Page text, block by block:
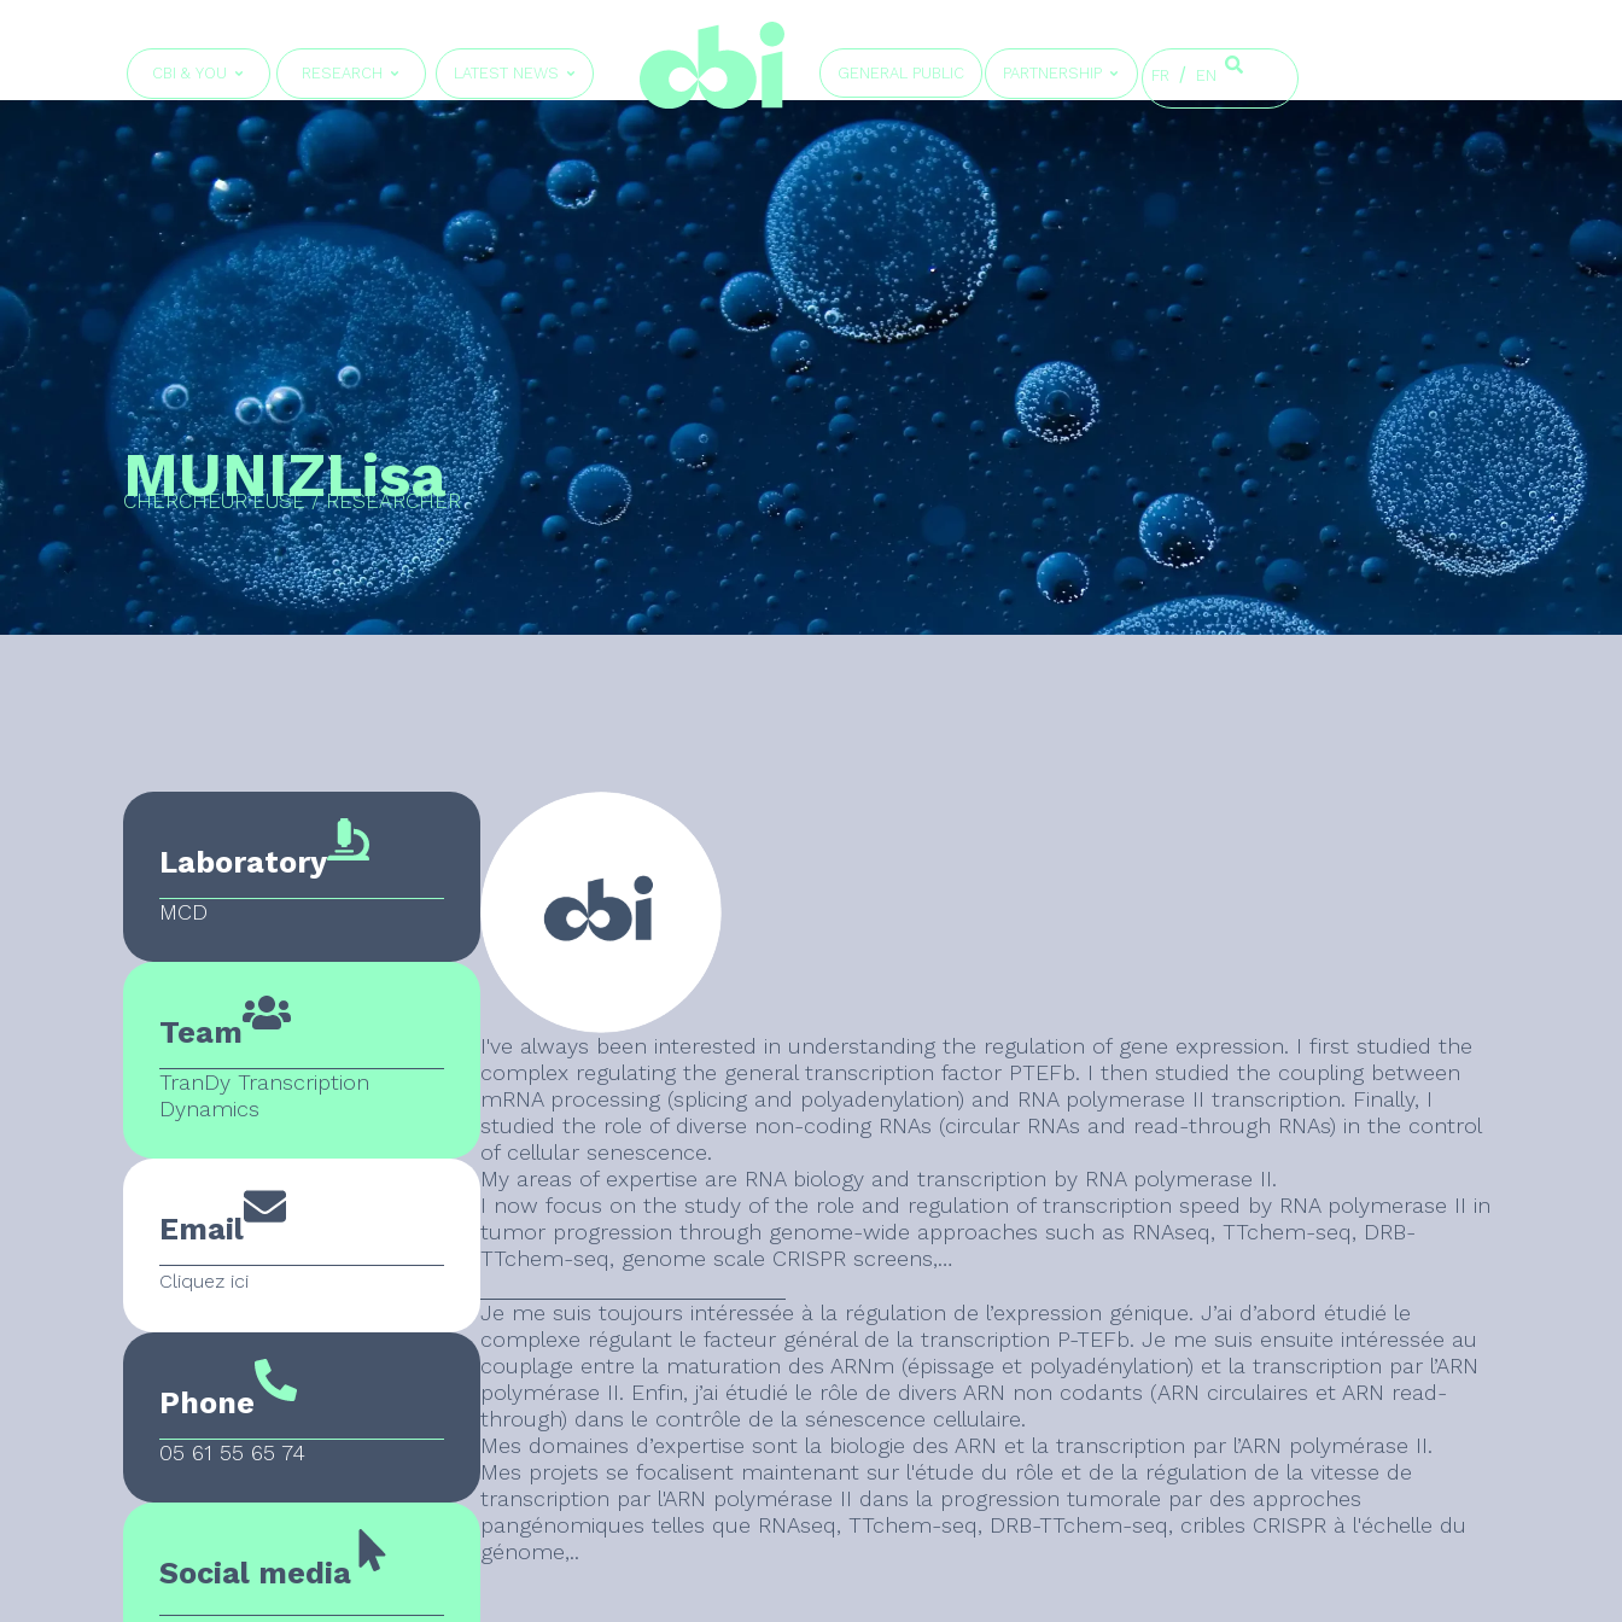
CBI & YOU RESEARCH LATEST NEWS GENERAL PUBLIC PARTNERSHIP FR EN
MUNIZLisa
CHERCHEUR·EUSE / RESEARCHER
Laboratory
MCD
Team
TranDy Transcription
Dynamics
Email
Cliquez ici
Phone
05 61 55 65 74
Social media
I've always been interested in understanding the regulation of gene expression. I first studied the
complex regulating the general transcription factor PTEFb. I then studied the coupling between
mRNA processing (splicing and polyadenylation) and RNA polymerase II transcription. Finally, I
studied the role of diverse non-coding RNAs (circular RNAs and read-through RNAs) in the control
of cellular senescence.
My areas of expertise are RNA biology and transcription by RNA polymerase II.
I now focus on the study of the role and regulation of transcription speed by RNA polymerase II in
tumor progression through genome-wide approaches such as RNAseq, TTchem-seq, DRB-
TTchem-seq, genome scale CRISPR screens,…
Je me suis toujours intéressée à la régulation de l’expression génique. J’ai d’abord étudié le
complexe régulant le facteur général de la transcription P-TEFb. Je me suis ensuite intéressée au
couplage entre la maturation des ARNm (épissage et polyadénylation) et la transcription par l’ARN
polymérase II. Enfin, j’ai étudié le rôle de divers ARN non codants (ARN circulaires et ARN read-
through) dans le contrôle de la sénescence cellulaire.
Mes domaines d’expertise sont la biologie des ARN et la transcription par l’ARN polymérase II.
Mes projets se focalisent maintenant sur l'étude du rôle et de la régulation de la vitesse de
transcription par l'ARN polymérase II dans la progression tumorale par des approches
pangénomiques telles que RNAseq, TTchem-seq, DRB-TTchem-seq, cribles CRISPR à l'échelle du
génome,..